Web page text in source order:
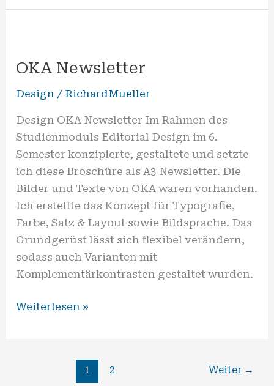
OKA Newsletter
Design / RichardMueller
Design OKA Newsletter Im Rahmen des
Studienmoduls Editorial Design im 6.
Semester konzipierte, gestaltete und setzte
ich diese Broschüre als A3 Newsletter. Die
Bilder und Texte von OKA waren vorhanden.
Ich erstellte das Konzept für Typografie,
Farbe, Satz & Layout sowie Bildsprache. Das
Grundgerüst lässt sich flexibel verändern,
sodass auch Varianten mit
Komplementärkontrasten gestaltet wurden.
Weiterlesen »
1 2 Weiter →